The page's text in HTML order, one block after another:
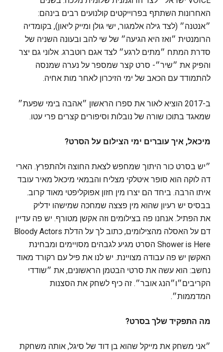
האחרונות השתתף בפרוייקטים קולנועים רבים בינהם:
״אנטנה״ (לצד גילה אלמגור, ישי גולן ומייק ליאון), בקומדיה
הרומנטית ״ואז היא הגיעה״ של שי להב ובעונה השניה של
סדרת המתח ״מתים לרגע״ לצד אגם רוטברג. אלוני גם יצר
והפיק את ״שיר״- סרט קצר שמספר על נערה שמנסה
להתמודד עם הכאב של ימי הזיכרון לאחר מות אחיה.
ב-2017 הוציא לאור את ספרו הראשון ״אהבה בימי שפעת״
שמאגד בתוכו שורה של נובלות וסיפורים קצרים פרי עטו.
מיכאל, איך עוברים ימי הצילום על הסרט?
״יש בסרט כור היתוך שמחפש לצאת החוצה ולהתפרץ. הארי
דה לוקה הוא סופר איטלקי מצליח והבמאי מיכאל מאיר עובד
איתו הרבה. ביחד הם יצרו מין חזון אפוקליפטי מאוד קרוב.
בבסיס יש רעיון שהוא מין פצצה שמחכה שמישהו ידליק
את הפתיל. אנחנו פה בצילומים וזה אקשן מטורף. יש פה עדיין
דם על האסלה מהצילומים, כתוב לך על הדלת Bloody Actors
Shower is Here הסרט מגיע לגבהים מסויימים ומבחינת
האקשן יש פה עבודה מצויינת. יש לנו את פיל עם רקורד מאוד
נחשב: הוא עשה את סרטי הבטמן הראשונים, את ״שודדי
הקריבים״ו״הנג אובר״. זה כיף לשחק את הסצנות
המדממות״.
מה התפקיד שלך בסרט?
״אני משחק את מייקל שהוא בן דוד של סיגל, אותה משחקת